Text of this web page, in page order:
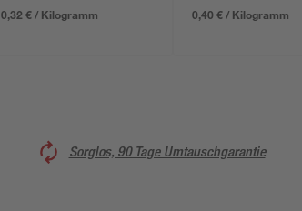
0,32 € / Kilogramm 0,40 € / Kilogramm
Sorglos, 90 Tage Umtauschgarantie